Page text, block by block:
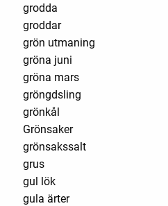
grodda
groddar
grön utmaning
gröna juni
gröna mars
gröngdsling
grönkål
Grönsaker
grönsakssalt
grus
gul lök
gula ärter